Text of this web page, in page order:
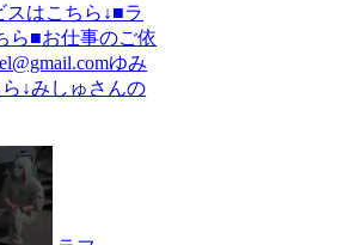
スはこちら↓■ラ
ら■お仕事のご依
ゆみ
ら↓みしゅさんの